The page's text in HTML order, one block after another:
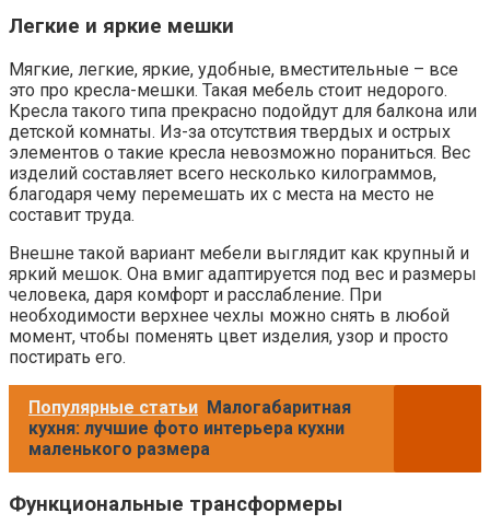
Легкие и яркие мешки
Мягкие, легкие, яркие, удобные, вместительные – все
это про кресла-мешки. Такая мебель стоит недорого.
Кресла такого типа прекрасно подойдут для балкона или
детской комнаты. Из-за отсутствия твердых и острых
элементов о такие кресла невозможно пораниться. Вес
изделий составляет всего несколько килограммов,
благодаря чему перемешать их с места на место не
составит труда.
Внешне такой вариант мебели выглядит как крупный и
яркий мешок. Она вмиг адаптируется под вес и размеры
человека, даря комфорт и расслабление. При
необходимости верхнее чехлы можно снять в любой
момент, чтобы поменять цвет изделия, узор и просто
постирать его.
Популярные статьи Малогабаритная
кухня: лучшие фото интерьера кухни
маленького размера
Функциональные трансформеры